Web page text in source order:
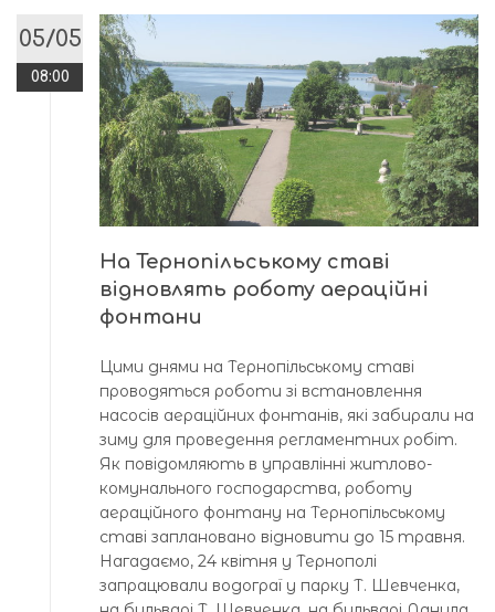
05/05
08:00
На Тернопільському ставі
відновлять роботу аераційні
фонтани
Цими днями на Тернопільському ставі
проводяться роботи зі встановлення
насосів аераційних фонтанів, які забирали на
зиму для проведення регламентних робіт.
Як повідомляють в управлінні житлово-
комунального господарства, роботу
аераційного фонтану на Тернопільському
ставі заплановано відновити до 15 травня.
Нагадаємо, 24 квітня у Тернополі
запрацювали водограї у парку Т. Шевченка,